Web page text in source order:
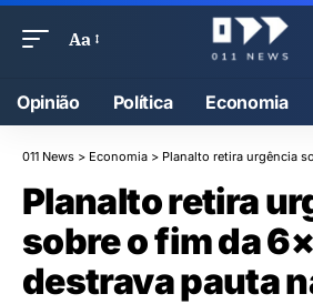
Aa
Opinião Política Economia
011 News > Economia > Planalto retira urgência sobre o fim
Planalto retira
sobre o fim da
destrava pauta